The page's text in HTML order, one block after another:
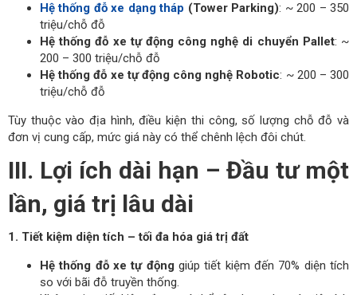
Hệ thống đỗ xe dạng tháp (Tower Parking): ~ 200 – 350
triệu/chỗ đỗ
Hệ thống đỗ xe tự động công nghệ di chuyển Pallet: ~
200 – 300 triệu/chỗ đỗ
Hệ thống đỗ xe tự động công nghệ Robotic: ~ 200 – 300
triệu/chỗ đỗ
Tùy thuộc vào địa hình, điều kiện thi công, số lượng chỗ đỗ và
đơn vị cung cấp, mức giá này có thể chênh lệch đôi chút.
III. Lợi ích dài hạn – Đầu tư một
lần, giá trị lâu dài
1. Tiết kiệm diện tích – tối đa hóa giá trị đất
Hệ thống đỗ xe tự động giúp tiết kiệm đến 70% diện tích
so với bãi đỗ truyền thống.